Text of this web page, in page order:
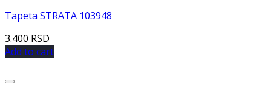
Tapeta STRATA 103948
3.400 RSD
Add to cart